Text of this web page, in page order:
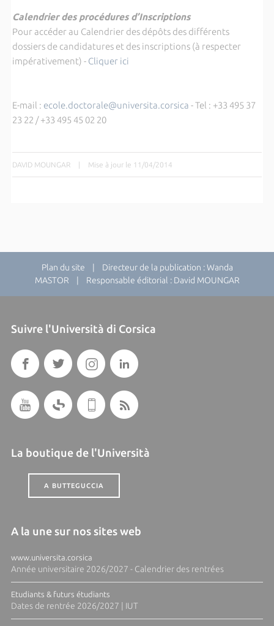
Calendrier des procédures d’Inscriptions
Pour accéder au Calendrier des dépôts des différents
dossiers de candidatures et des inscriptions (à respecter
impérativement) - Cliquer ici
E-mail : ecole.doctorale@universita.corsica - Tel : +33 495 37
23 22 / +33 495 45 02 20
DAVID MOUNGAR | Mise à jour le 11/04/2014
Plan du site | Directeur de la publication : Wanda
MASTOR | Responsable éditorial : David MOUNGAR
Suivre l'Università di Corsica
La boutique de l'Università
A BUTTEGUCCIA
A la une sur nos sites web
www.universita.corsica
Année universitaire 2026/2027 - Calendrier des rentrées
Etudiants & futurs étudiants
Dates de rentrée 2026/2027 | IUT